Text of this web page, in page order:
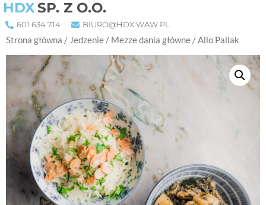
HDXSP. Z O.O.
601 634 714 BIURO@HDX.WAW.PL
Strona główna / Jedzenie / Mezze dania główne / Allo Pallak